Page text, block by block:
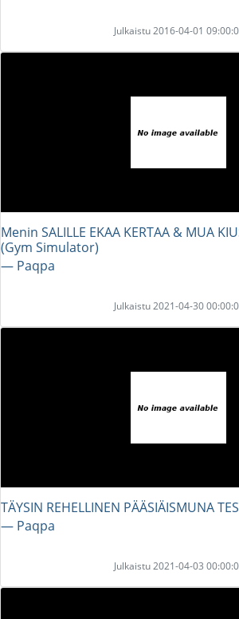
Julkaistu 2016-04-01
Menin SALILLE EKAA KERTAA & MUA
(Gym Simulator)
― Paqpa
Julkaistu 2021-04-30
TÄYSIN REHELLINEN PÄÄSIÄISMUNA
― Paqpa
Julkaistu 2021-04-03